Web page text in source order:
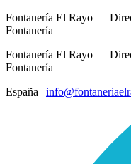
Fontanería El Rayo —
Fontanería
Fontanería El Rayo —
Fontanería
España |